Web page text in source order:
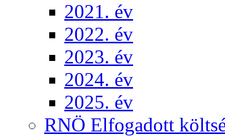
2021. év
2022. év
2023. év
2024. év
2025. év
RNÖ Elfogadott